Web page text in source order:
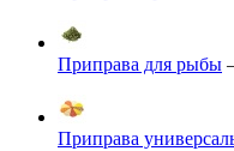
Приправа для рыбы
Приправа